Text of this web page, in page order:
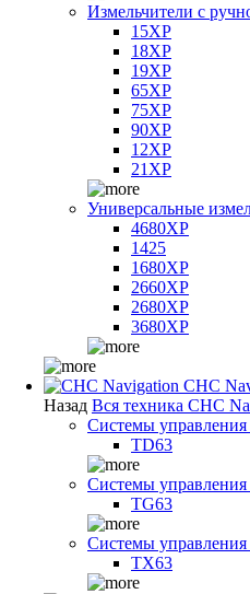
Измельчители с
15XP
18XP
19XP
65XP
75XP
90XP
12XP
21XP
Универсальные
4680XP
1425
1680XP
2660XP
2680XP
3680XP
CHC
Назад Вся техника CHC
Системы управления
TD63
Системы управления
TG63
Системы управления
TX63